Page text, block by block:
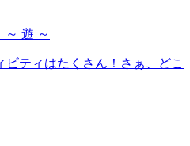
遊 ～
ティはたくさん！さぁ、どこ